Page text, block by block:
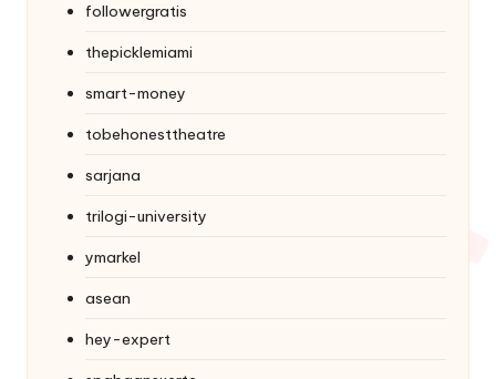
followergratis
thepicklemiami
smart-money
tobehonesttheatre
sarjana
trilogi-university
ymarkel
asean
hey-expert